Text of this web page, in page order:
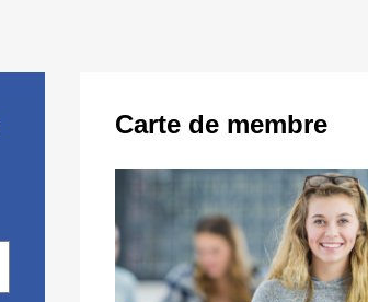
Carte de membre